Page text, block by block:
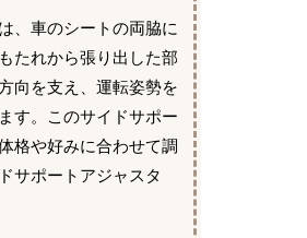
、車のシートの両脇に
たれから張り出した部
向を支え、運転姿勢を
す。このサイドサポー
格や好みに合わせて調
サポートアジャスタ